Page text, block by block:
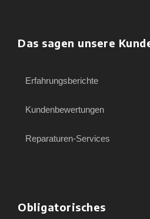
Das sagen unsere
Erfahrungsberichte
Kundenbewertungen
Reparaturen-Services
Obligatorisches